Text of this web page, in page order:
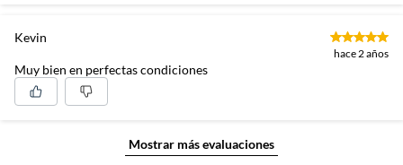
Kevin
hace 2 años
Muy bien en perfectas condiciones
Mostrar más evaluaciones